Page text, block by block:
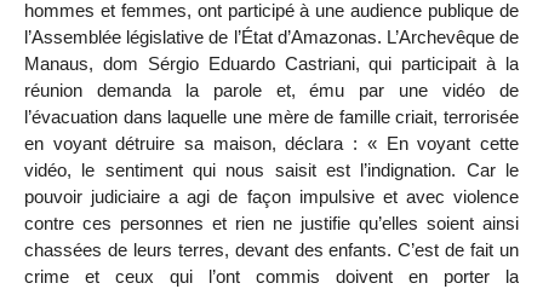
hommes et femmes, ont participé à une audience publique de
l’Assemblée législative de l’État d’Amazonas. L’Archevêque de
Manaus, dom Sérgio Eduardo Castriani, qui participait à la
réunion demanda la parole et, ému par une vidéo de
l’évacuation dans laquelle une mère de famille criait, terrorisée
en voyant détruire sa maison, déclara : « En voyant cette
vidéo, le sentiment qui nous saisit est l’indignation. Car le
pouvoir judiciaire a agi de façon impulsive et avec violence
contre ces personnes et rien ne justifie qu’elles soient ainsi
chassées de leurs terres, devant des enfants. C’est de fait un
crime et ceux qui l’ont commis doivent en porter la